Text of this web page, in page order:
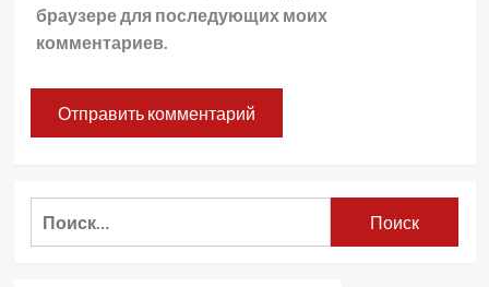
браузере для последующих моих
комментариев.